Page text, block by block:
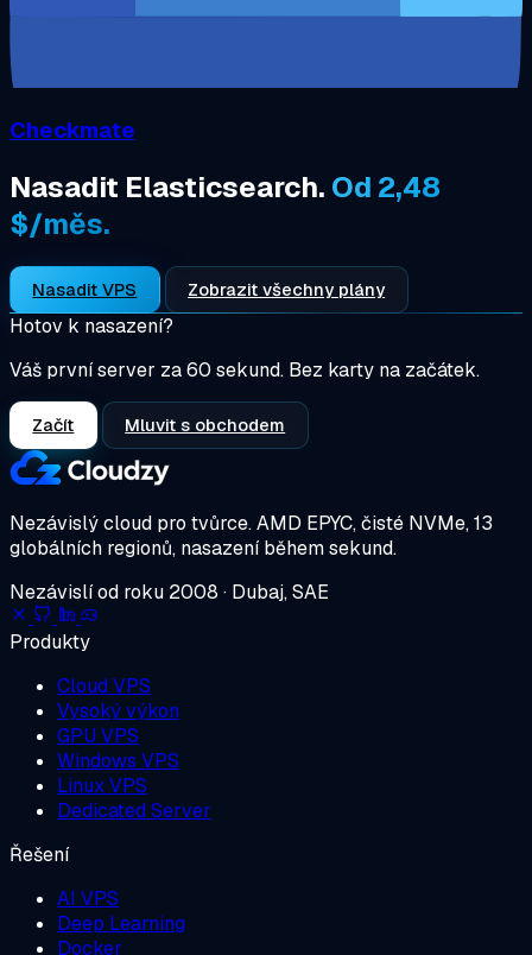
Checkmate
Nasadit Elasticsearch. Od 2,48
$/měs.
Nasadit VPS Zobrazit všechny plány
Hotov k nasazení?
Váš první server za 60 sekund. Bez karty na začátek.
Začít Mluvit s obchodem
Nezávislý cloud pro tvůrce.AMD EPYC, čisté NVMe, 13
globálních regionů, nasazení během sekund.
Nezávislí od roku 2008 · Dubaj, SAE
Produkty
Cloud VPS
Vysoký výkon
GPU VPS
Windows VPS
Linux VPS
Dedicated Server
Řešení
AI VPS
Deep Learning
Docker